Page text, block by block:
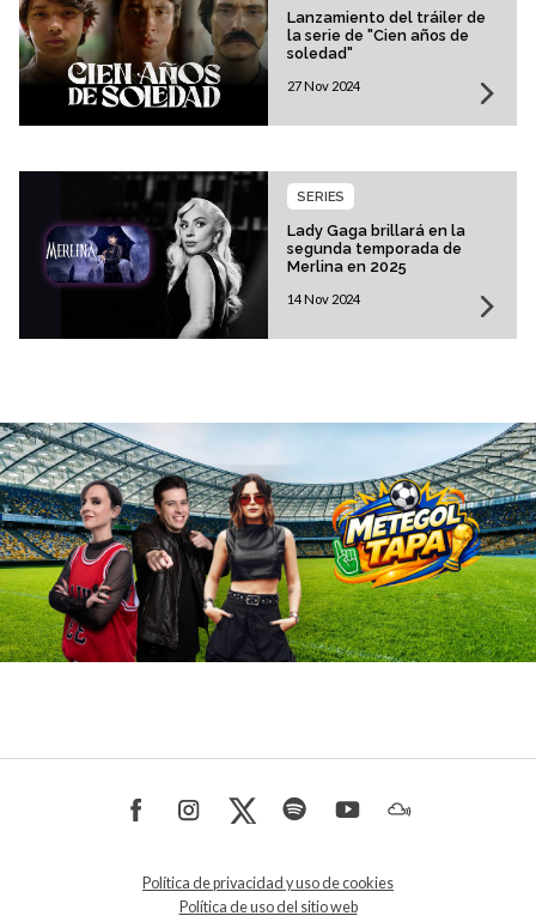
Lanzamiento del tráiler de
la serie de "Cien años de
soledad"
27 Nov 2024
Lady Gaga brillará en la
segunda temporada de
Merlina en 2025
SERIES
14 Nov 2024
Política de privacidad y uso de cookies
Política de uso del sitio web